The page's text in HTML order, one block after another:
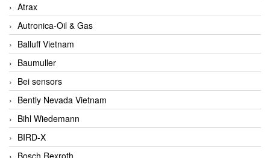
Atrax
Autronica-Oil & Gas
Balluff Vietnam
Baumuller
Bei sensors
Bently Nevada Vietnam
Bihl Wiedemann
BIRD-X